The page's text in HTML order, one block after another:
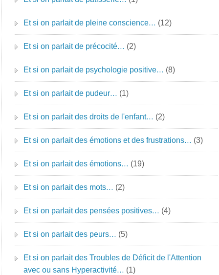
Et si on parlait de pleine conscience… (12)
Et si on parlait de précocité… (2)
Et si on parlait de psychologie positive… (8)
Et si on parlait de pudeur… (1)
Et si on parlait des droits de l'enfant… (2)
Et si on parlait des émotions et des frustrations… (3)
Et si on parlait des émotions… (19)
Et si on parlait des mots… (2)
Et si on parlait des pensées positives… (4)
Et si on parlait des peurs… (5)
Et si on parlait des Troubles de Déficit de l'Attention
avec ou sans Hyperactivité… (1)